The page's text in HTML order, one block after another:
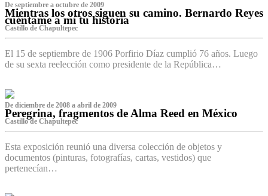
De septiembre a octubre de 2009
Mientras los otros siguen su camino. Bernardo Reyes
cuéntame a mí tu historia
Castillo de Chapultepec
El 15 de septiembre de 1906 Porfirio Díaz cumplió 76 años. Luego
de su sexta reelección como presidente de la República…
De diciembre de 2008 a abril de 2009
Peregrina, fragmentos de Alma Reed en México
Castillo de Chapultepec
Esta exposición reunió una diversa colección de objetos y
documentos (pinturas, fotografías, cartas, vestidos) que
pertenecían…